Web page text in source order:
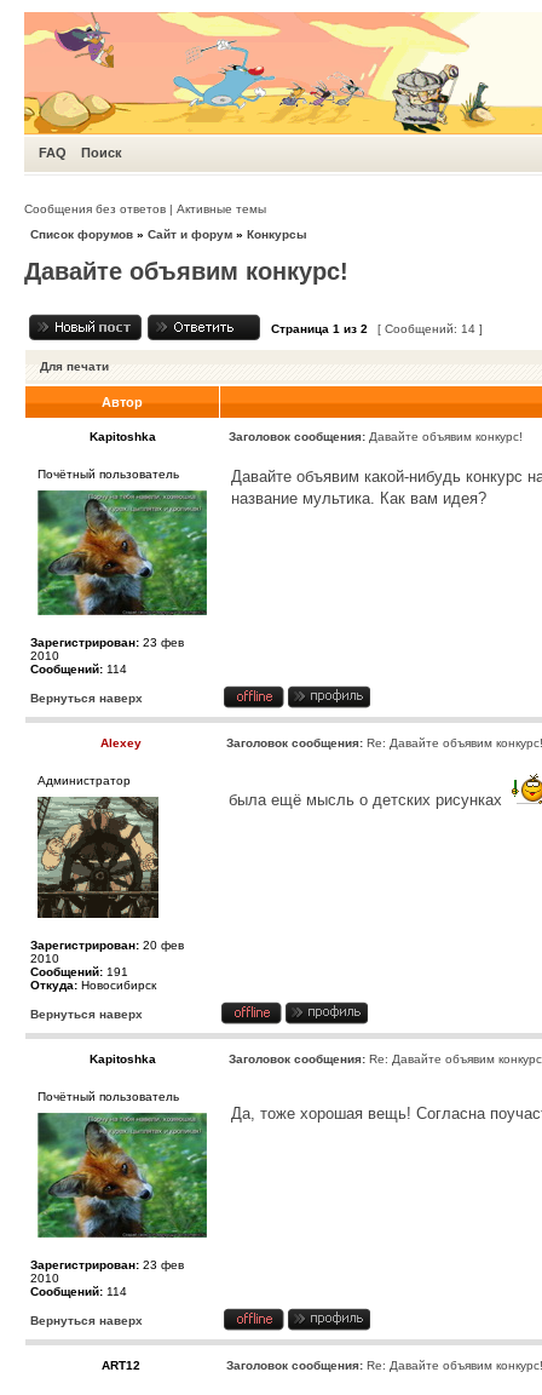
FAQ Поиск
Сообщения без ответов | Активные темы
Список форумов » Сайт и форум » Конкурсы
Давайте объявим конкурс!
Страница 1 из 2 [ Сообщений: 14 ]
Для печати
Автор
Kapitoshka Заголовок сообщения: Давайте объявим конкурс!
Почётный пользователь
Зарегистрирован: 23 фев
2010
Сообщений: 114
Давайте объявим какой-нибудь конкурс
название мультика. Как вам идея?
Вернуться наверх
Alexey Заголовок сообщения: Re: Давайте объявим конкурс!
Администратор
Зарегистрирован: 20 фев
2010
Сообщений: 191
Откуда: Новосибирск
была ещё мысль о детских рисунках
Вернуться наверх
Kapitoshka Заголовок сообщения: Re: Давайте объявим
Почётный пользователь
Зарегистрирован: 23 фев
2010
Сообщений: 114
Да, тоже хорошая вещь! Согласна
Вернуться наверх
ART12 Заголовок сообщения: Re: Давайте объявим конкурс!